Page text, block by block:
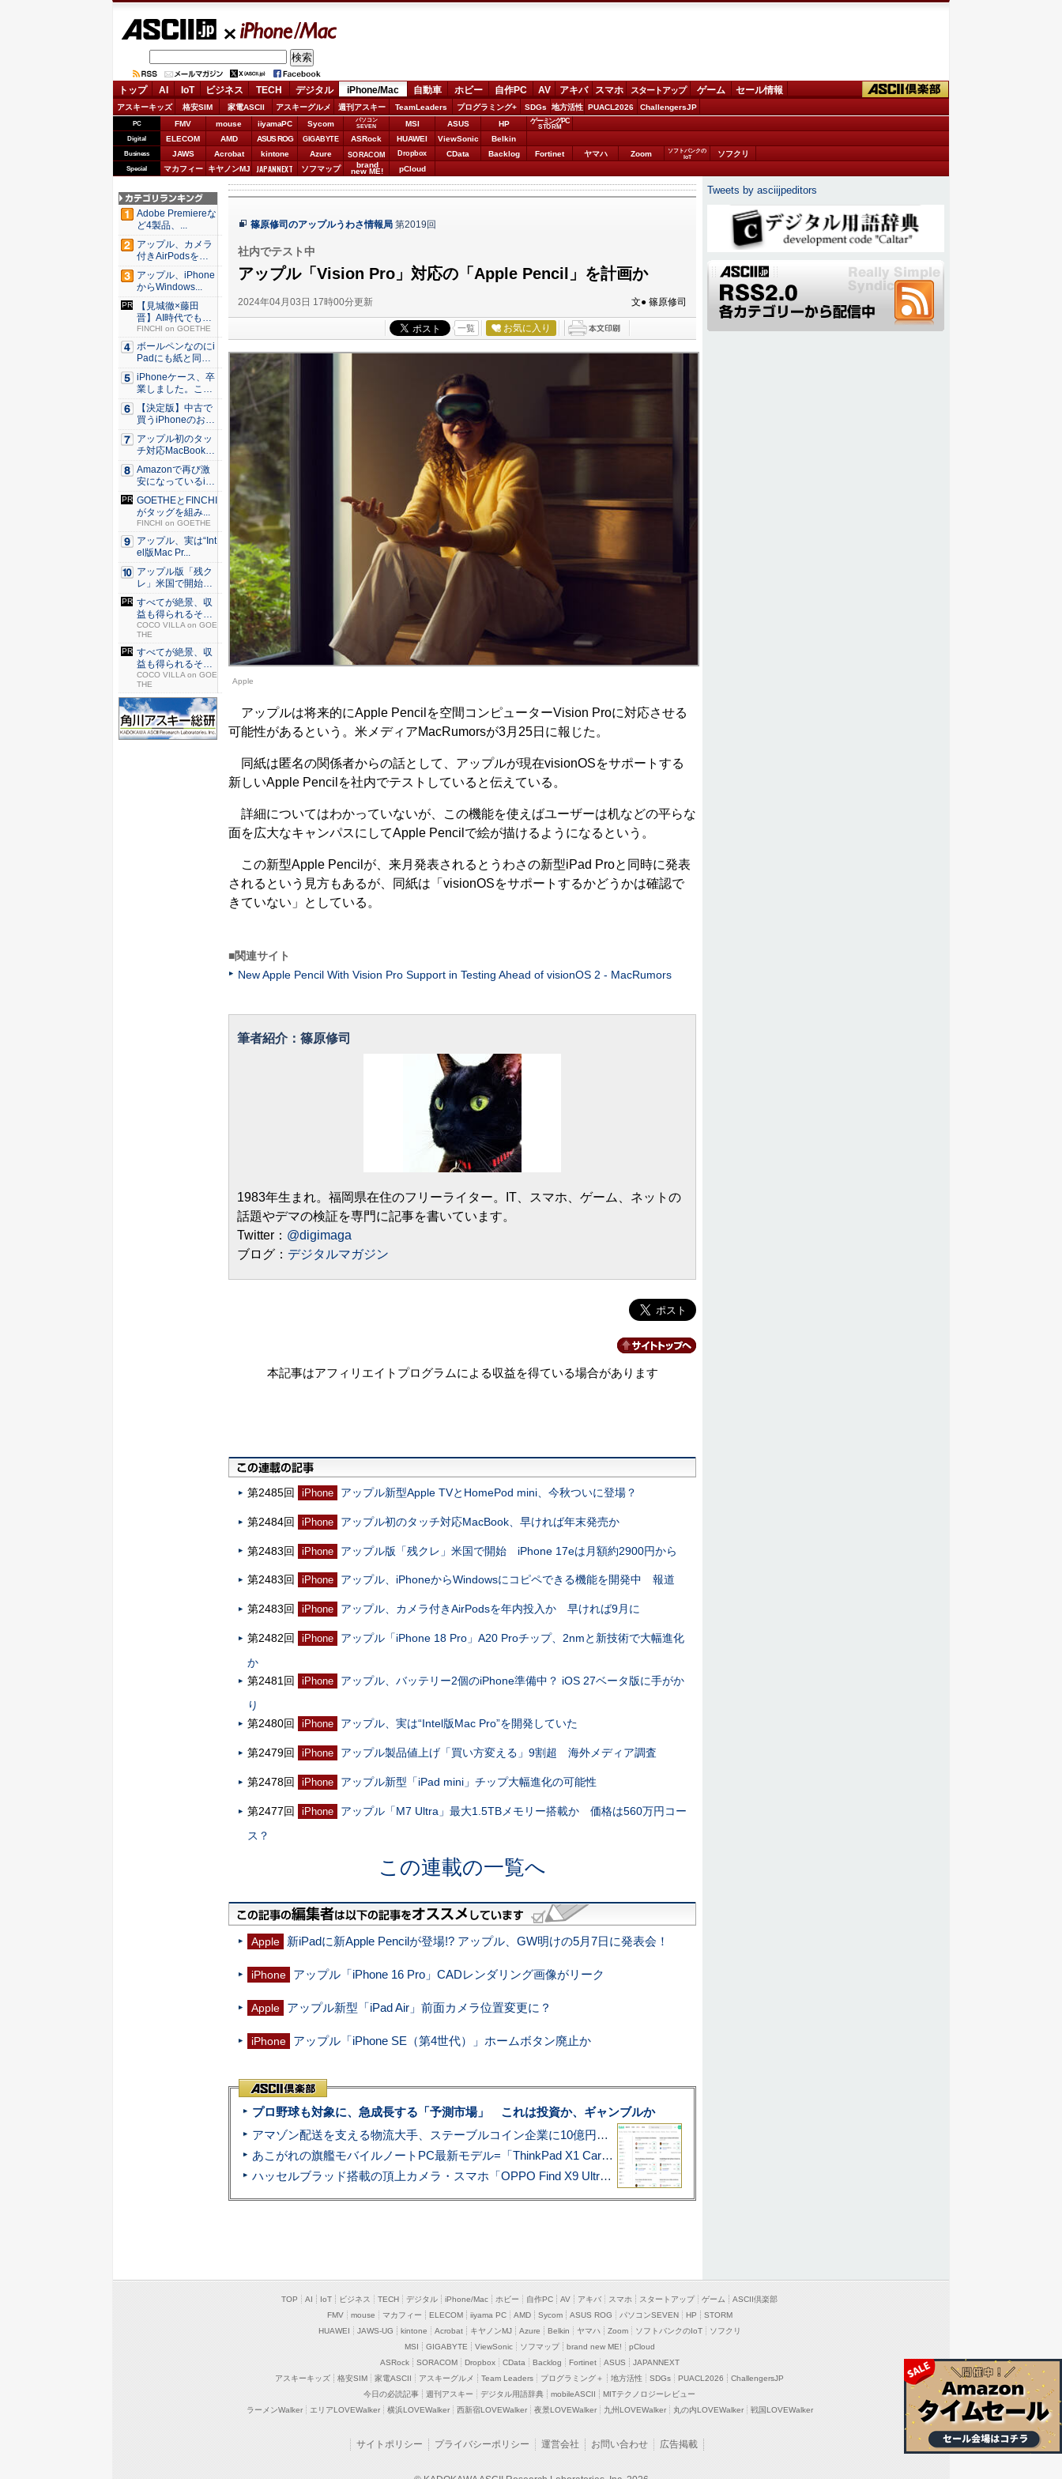
iPhone/Mac
トップ AI IoT ビジネス TECH デジタル iPhone/Mac 自動車 ホビー 自作PC AV アキバ スマホ スタートアップ ゲーム セール情報
アスキーキッズ 格安SIM 家電ASCII アスキーグルメ 週刊アスキー TeamLeaders プログラミング+ SDGs 地方活性 PUACL2026 ChallengersJP
PC FMV mouse iiyamaPC Sycom
パソコン
SEVEN
MSI ASUS HP ゲーミングPC
STORM
Digital ELECOM AMD ASUS ROG GIGABYTE ASRock HUAWEI ViewSonic Belkin
Business JAWS Acrobat kintone Azure SORACOM Dropbox CData Backlog Fortinet ヤマハ Zoom
ソフトバンクの
IoT
ソフクリ
Special マカフィー キヤノンMJ JAPANNEXT ソフマップ brand
new ME! pCloud
篠原修司のアップルうわさ情報局 第2019回
社内でテスト中
アップル「Vision Pro」対応の「Apple Pencil」を計画か
2024年04月03日 17時00分更新 文● 篠原修司
一覧 お気に入り
Apple
アップルは将来的にApple Pencilを空間コンピューターVision Proに対応させる
可能性があるという。米メディアMacRumorsが3月25日に報じた。
同紙は匿名の関係者からの話として、アップルが現在visionOSをサポートする
新しいApple Pencilを社内でテストしていると伝えている。
詳細についてはわかっていないが、この機能を使えばユーザーは机などの平らな
面を広大なキャンパスにしてApple Pencilで絵が描けるようになるという。
この新型Apple Pencilが、来月発表されるとうわさの新型iPad Proと同時に発表
されるという見方もあるが、同紙は「visionOSをサポートするかどうかは確認で
きていない」としている。
■関連サイト
New Apple Pencil With Vision Pro Support in Testing Ahead of visionOS 2 - MacRumors
筆者紹介：篠原修司
1983年生まれ。福岡県在住のフリーライター。IT、スマホ、ゲーム、ネットの
話題やデマの検証を専門に記事を書いています。
Twitter： @digimaga
ブログ： デジタルマガジン
本記事はアフィリエイトプログラムによる収益を得ている場合があります
第2485回 iPhone アップル新型Apple TVとHomePod mini、今秋ついに登場？
第2484回 iPhone アップル初のタッチ対応MacBook、早ければ年末発売か
第2483回 iPhone アップル版「残クレ」米国で開始 iPhone 17eは月額約2900円から
第2483回 iPhone アップル、iPhoneからWindowsにコピペできる機能を開発中 報道
第2483回 iPhone アップル、カメラ付きAirPodsを年内投入か 早ければ9月に
第2482回 iPhone
アップル「iPhone 18 Pro」A20 Proチップ、2nmと新技術で大幅進化
か
第2481回
iPhone
アップル、バッテリー2個のiPhone準備中？ iOS 27ベータ版に手がか
り
第2480回
iPhone アップル、実は“Intel版Mac Pro”を開発していた
第2479回 iPhone アップル製品値上げ「買い方変える」9割超 海外メディア調査
第2478回 iPhone アップル新型「iPad mini」チップ大幅進化の可能性
第2477回 iPhone
アップル「M7 Ultra」最大1.5TBメモリー搭載か 価格は560万円コー
ス？
この連載の一覧へ
Apple 新iPadに新Apple Pencilが登場!? アップル、GW明けの5月7日に発表会！
iPhone アップル「iPhone 16 Pro」CADレンダリング画像がリーク
Apple アップル新型「iPad Air」前面カメラ位置変更に？
iPhone アップル「iPhone SE（第4世代）」ホームボタン廃止か
プロ野球も対象に、急成長する「予測市場」 これは投資か、ギャンブルか
アマゾン配送を支える物流大手、ステーブルコイン企業に10億円投資のワケ
あこがれの旗艦モバイルノートPC最新モデル=「ThinkPad X1 Carbon Gen 14 Aura Edition」実機レビュー
ハッセルブラッド搭載の頂上カメラ・スマホ「OPPO Find X9 Ultra」実写レビュー=プロが本気で徹底撮影しました!!
Adobe Premiereな
ど4製品、...
アップル、カメラ
付きAirPodsを年
内...
アップル、iPhone
からWindows...
【見城徹×藤田
晋】AI時代でも変
わらない...
FINCHI on GOETHE
ボールペンなのにi
Padにも紙と同じ
滑ら...
iPhoneケース、卒
業しました。これ
か...
【決定版】中古で
買うiPhoneのおす
す...
アップル初のタッ
チ対応MacBook、
早...
Amazonで再び激
安になっているiP
h...
GOETHEとFINCHI
がタッグを組み...
FINCHI on GOETHE
アップル、実は“Int
el版Mac Pr...
アップル版「残ク
レ」米国で開始 i
Pho...
すべてが絶景、収
益も得られるその
仕組みと...
COCO VILLA on GOE
THE
すべてが絶景、収
益も得られるその
仕組みと...
COCO VILLA on GOE
THE
Tweets by asciijpeditors
TOP AI IoT ビジネス TECH デジタル iPhone/Mac ホビー 自作PC AV アキバ スマホ スタートアップ ゲーム
ASCII倶楽部
FMV
mouse マカフィー ELECOM iiyama PC AMD Sycom ASUS ROG パソコンSEVEN HP
STORM
HUAWEI
JAWS-UG kintone Acrobat キヤノンMJ Azure Belkin ヤマハ Zoom ソフトバンクのIoT
ソフクリ
MSI
GIGABYTE ViewSonic ソフマップ brand new ME!
pCloud
ASRock
SORACOM Dropbox CData Backlog Fortinet ASUS
JAPANNEXT
アスキーキッズ
格安SIM 家電ASCII アスキーグルメ Team Leaders プログラミング＋ 地方活性 SDGs PUACL2026
ChallengersJP
今日の必読記事
週刊アスキー デジタル用語辞典 mobileASCII
MITテクノロジーレビュー
ラーメンWalker
エリアLOVEWalker 横浜LOVEWalker 西新宿LOVEWalker 夜景LOVEWalker 九州LOVEWalker 丸の内LOVEWalker 戦国LOVEWalker
サイトポリシー プライバシーポリシー 運営会社 お問い合わせ 広告掲載